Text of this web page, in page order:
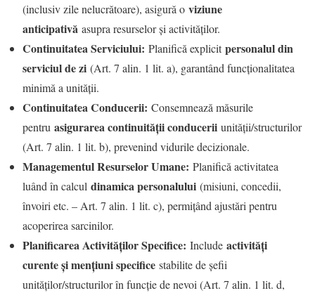
(inclusiv zile nelucrătoare), asigură o viziune
anticipativă asupra resurselor și activităților.
Continuitatea Serviciului: Planifică explicitpersonalul din
serviciul de zi (Art. 7 alin. 1 lit. a), garantând funcționalitatea
minimă a unității.
Continuitatea Conducerii: Consemnează măsurile
pentru asigurarea continuității conducerii unității/structurilor
(Art. 7 alin. 1 lit. b), prevenind vidurile decizionale.
Managementul Resurselor Umane: Planifică activitatea
luând în calcul dinamica personalului (misiuni, concedii,
învoiri etc. – Art. 7 alin. 1 lit. c), permițând ajustări pentru
acoperirea sarcinilor.
Planificarea Activităților Specifice: Include activități
curente și mențiuni specifice stabilite de șefii
unităților/structurilor în funcție de nevoi (Art. 7 alin. 1 lit. d,